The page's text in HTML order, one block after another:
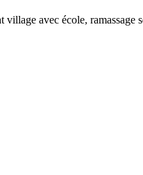
avec école, ramassage